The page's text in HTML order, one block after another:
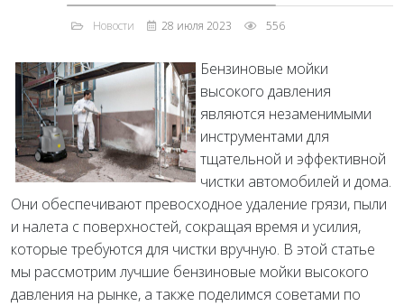
Новости 28 июля 2023 556
Бензиновые мойки
высокого давления
являются незаменимыми
инструментами для
тщательной и эффективной
чистки автомобилей и дома.
Они обеспечивают превосходное удаление грязи, пыли
и налета с поверхностей, сокращая время и усилия,
которые требуются для чистки вручную. В этой статье
мы рассмотрим лучшие бензиновые мойки высокого
давления на рынке, а также поделимся советами по